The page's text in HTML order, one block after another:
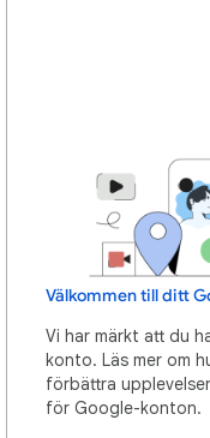
Välkommen till ditt
Vi har märkt att du
konto. Läs mer om
förbättra
för Google-konton.